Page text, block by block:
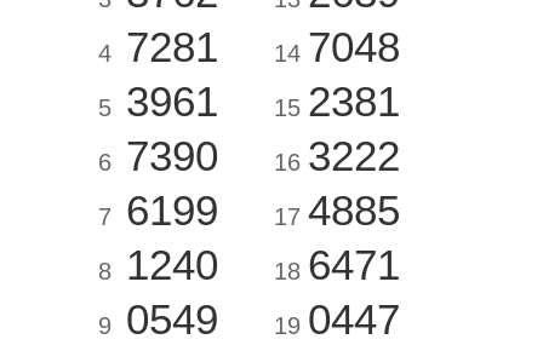
4 7281
5 3961
6 7390
7 6199
8 1240
9 0549
14 7048
15 2381
16 3222
17 4885
18 6471
19 0447